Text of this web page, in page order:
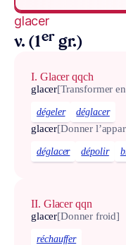
glacer
v. (1er gr.)
I. Glacer qqch
glacer[Transformer
dégeler déglacer
glacer[Donner
déglacer dépolir
II. Glacer qqn
glacer[Donner froid]
réchauffer